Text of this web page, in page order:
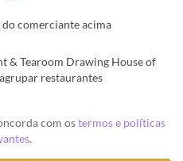
comerciante acima
& Tearoom Drawing House of
restaurantes
com ostermos e políticas
.